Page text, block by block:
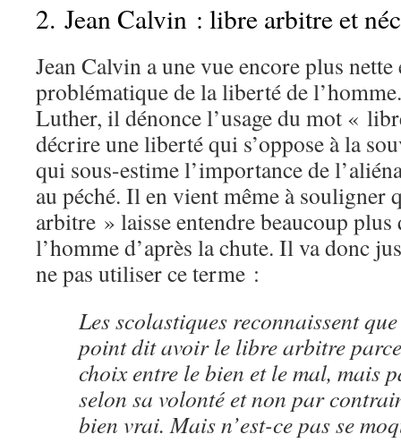
2. Jean Calvin : libre arbitre et
Jean Calvin a une vue encore plus
problématique de la liberté de
Luther, il dénonce l’usage du mot «
décrire une liberté qui s’oppose à la
qui sous-estime l’importance de
au péché. Il en vient même à souligner
arbitre » laisse entendre beaucoup plus
l’homme d’après la chute. Il va donc
ne pas utiliser ce terme :
Les scolastiques reconnaissent
point dit avoir le libre arbitre
choix entre le bien et le mal, mais
selon sa volonté et non par
bien vrai. Mais n’est-ce pas se